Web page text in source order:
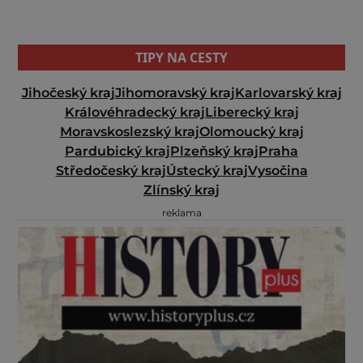
TIPY NA CESTY
Jihočeský krajJihomoravský krajKarlovarský kraj
Královéhradecký krajLiberecký kraj
Moravskoslezský krajOlomoucký kraj
Pardubický krajPlzeňský krajPraha
Středočeský krajÚstecký krajVysočina
Zlínský kraj
reklama